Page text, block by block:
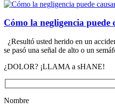
Cómo la negligencia puede
¿Resultó usted herido en un
se pasó una señal de alto o un
¿DOLOR? ¡LLAMA a sHANE!
Nombre